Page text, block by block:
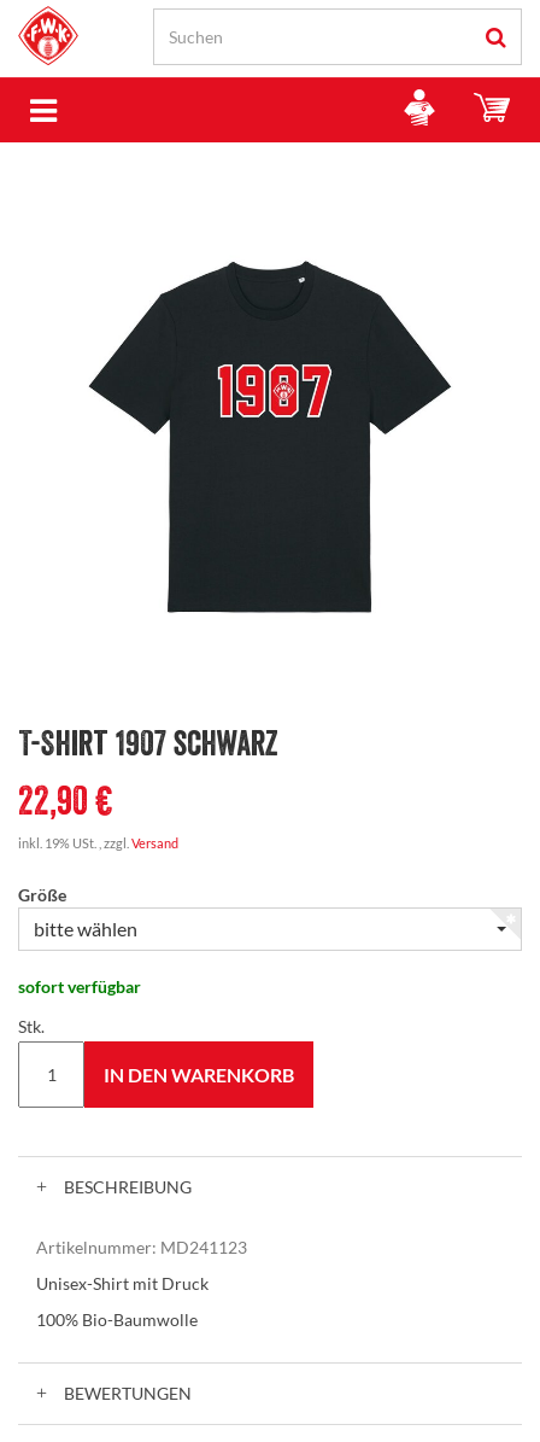
T-Shirt 1907 schwarz
22,90 €
inkl. 19% USt. , zzgl. Versand
Größe
bitte wählen
sofort verfügbar
Stk.
IN DEN WARENKORB
BESCHREIBUNG
Artikelnummer: MD241123
Unisex-Shirt mit Druck
100% Bio-Baumwolle
BEWERTUNGEN